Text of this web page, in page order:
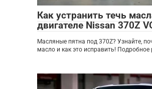
Как устранить течь
двигателе Nissan 370Z
Масляные пятна под 370Z? Узнайте,
масло и как это исправить! Подробное